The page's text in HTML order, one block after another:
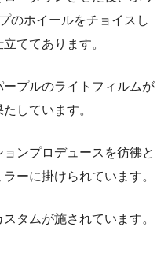
のホイールをチョイスし
ててあります。
プルのライトフィルムが
しています。
ンプロデュースを彷彿と
ーに掛けられています。
タムが施されています。